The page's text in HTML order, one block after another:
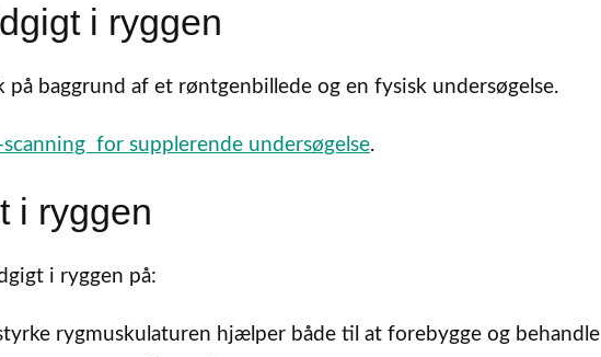
i ryggen
på baggrund af et røntgenbillede og en fysisk undersøgelse.
scanning for supplerende undersøgelse.
i ryggen
i ryggen på:
rygmuskulaturen hjælper både til at forebygge og behandle